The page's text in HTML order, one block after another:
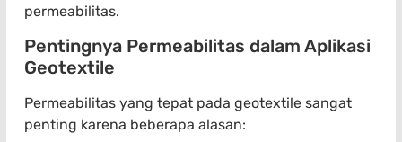
permeabilitas.
Pentingnya Permeabilitas dalam Aplikasi
Geotextile
Permeabilitas yang tepat pada geotextile sangat
penting karena beberapa alasan: